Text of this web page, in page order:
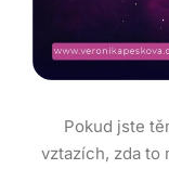
Pokud jste
vztazích, zda to